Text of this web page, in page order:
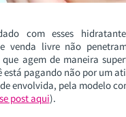
com esses
venda livre não
agem de maneira
está pagando não por um
envolvida, pela modelo
post aqui).